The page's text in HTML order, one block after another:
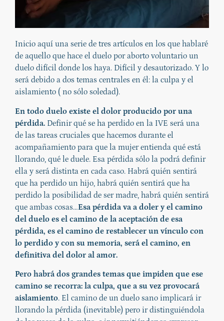
Inicio aquí una serie de tres artículos en los que hablaré
de aquello que hace el duelo por aborto voluntario un
duelo difícil donde los haya. Difícil y desautorizado. Y lo
será debido a dos temas centrales en él: la culpa y el
aislamiento ( no sólo soledad).
En todo duelo existe el dolor producido por una
pérdida. Definir qué se ha perdido en la IVE será una
de las tareas cruciales que hacemos durante el
acompañamiento para que la mujer entienda qué está
llorando, qué le duele. Esa pérdida sólo la podrá definir
ella y será distinta en cada caso. Habrá quién sentirá
que ha perdido un hijo, habrá quién sentirá que ha
perdido la posibilidad de ser madre, habrá quién sentirá
que ambas cosas…Esa pérdida va a doler y el camino
del duelo es el camino de la aceptación de esa
pérdida, es el camino de restablecer un vínculo con
lo perdido y con su memoria, será el camino, en
definitiva del dolor al amor.
Pero habrá dos grandes temas que impiden que ese
camino se recorra: la culpa, que a su vez provocará
aislamiento. El camino de un duelo sano implicará ir
llorando la pérdida (inevitable) pero ir distinguiéndola